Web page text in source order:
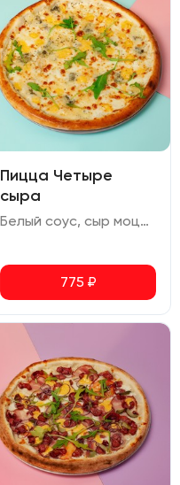
Пицца Четыре
сыра
Белый соус, сыр моцарелла, сыр гауда, сыр чеддер, сыр дор-блю, орегано
775 ₽